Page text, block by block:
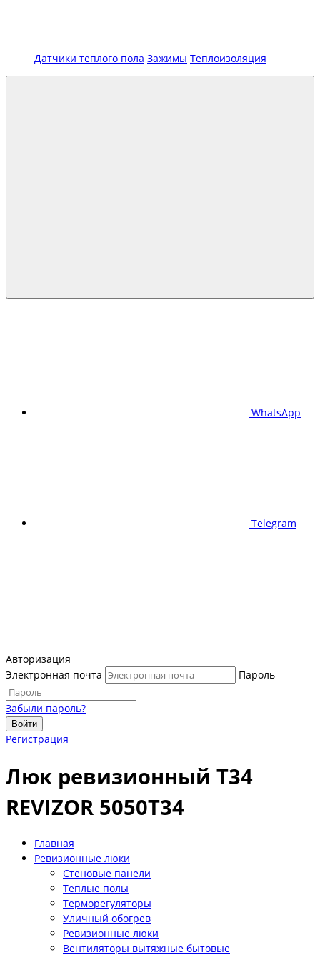
Датчики теплого пола Зажимы Теплоизоляция
WhatsApp
Telegram
Авторизация
Электронная почта
Пароль
Забыли пароль?
Войти
Регистрация
Люк ревизионный T34
REVIZOR 5050Т34
Главная
Ревизионные люки
Стеновые панели
Теплые полы
Терморегуляторы
Уличный обогрев
Ревизионные люки
Вентиляторы вытяжные бытовые